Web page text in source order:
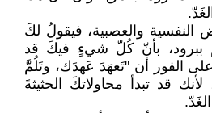
والعصبية، فيقولُ لكَ
ببرود، بأنّ كُلّ شيءٍ فيكَ قد
الفور أن "تَعهَدَ عَهدَك، وتَلُمَّ
قد تبدأ محاولاتكَ الحثيثةَ